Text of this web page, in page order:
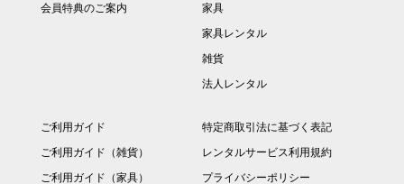
会員特典のご案内
家具
家具レンタル
雑貨
法人レンタル
ご利用ガイド
ご利用ガイド（雑貨）
ご利用ガイド（家具）
特定商取引法に基づく表記
レンタルサービス利用規約
プライバシーポリシー